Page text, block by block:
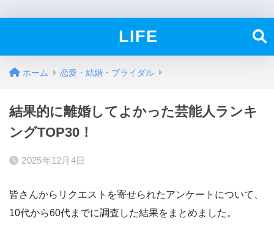
LIFE
ホーム 恋愛・結婚・ブライダル
結果的に離婚してよかった芸能人ランキ
ングTOP30！
2025年12月4日
皆さんからリクエストを寄せられたアンケートについて、
10代から60代までに調査した結果をまとめました。